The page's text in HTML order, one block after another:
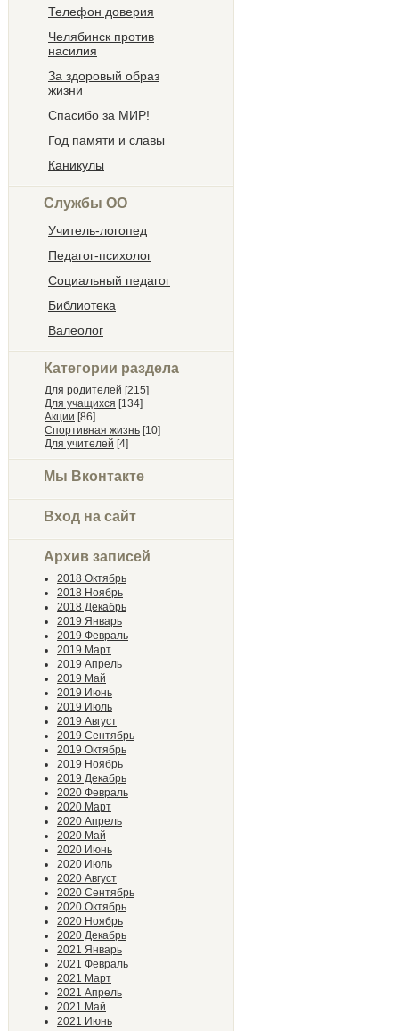
Телефон доверия
Челябинск против
насилия
За здоровый образ
жизни
Спасибо за МИР!
Год памяти и славы
Каникулы
Службы ОО
Учитель-логопед
Педагог-психолог
Социальный педагог
Библиотека
Валеолог
Категории раздела
Для родителей [215]
Для учащихся [134]
Акции [86]
Спортивная жизнь [10]
Для учителей [4]
Мы Вконтакте
Вход на сайт
Архив записей
2018 Октябрь
2018 Ноябрь
2018 Декабрь
2019 Январь
2019 Февраль
2019 Март
2019 Апрель
2019 Май
2019 Июнь
2019 Июль
2019 Август
2019 Сентябрь
2019 Октябрь
2019 Ноябрь
2019 Декабрь
2020 Февраль
2020 Март
2020 Апрель
2020 Май
2020 Июнь
2020 Июль
2020 Август
2020 Сентябрь
2020 Октябрь
2020 Ноябрь
2020 Декабрь
2021 Январь
2021 Февраль
2021 Март
2021 Апрель
2021 Май
2021 Июнь